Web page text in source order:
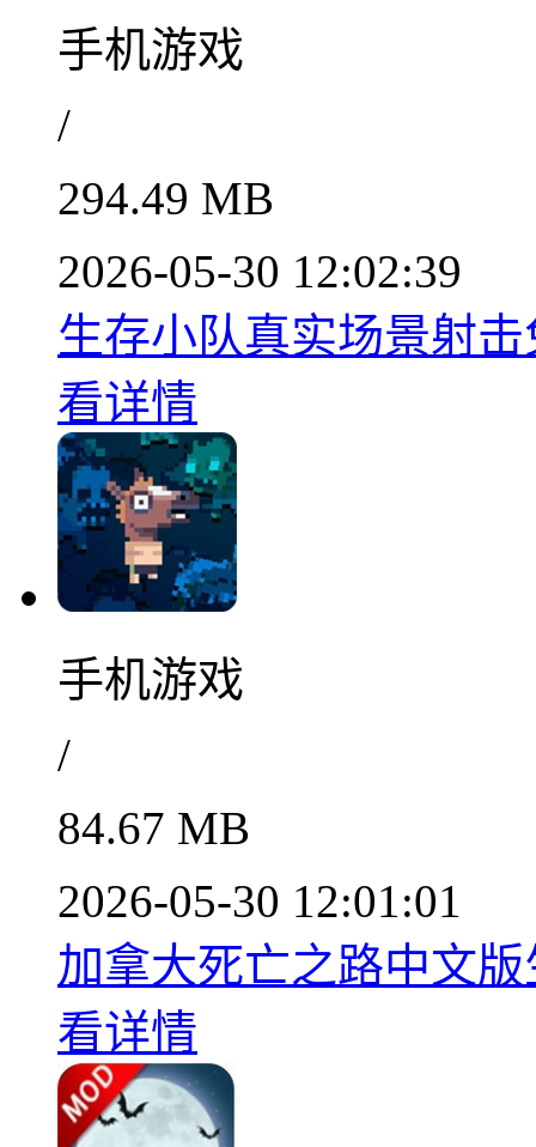
手机游戏
/
294.49 MB
2026-05-30 12:02:39
生存小队真实场景射
看详情
手机游戏
/
84.67 MB
2026-05-30 12:01:01
加拿大死亡之路中文
看详情